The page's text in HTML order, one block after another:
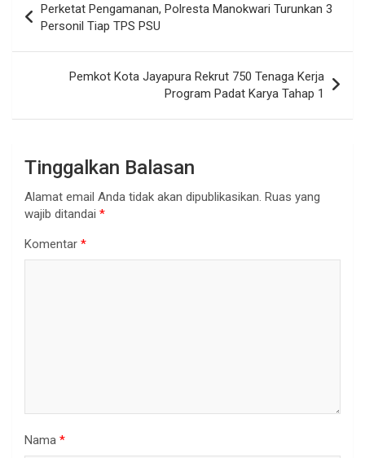
pos
Perketat Pengamanan, Polresta Manokwari Turunkan 3
Personil Tiap TPS PSU
Pemkot Kota Jayapura Rekrut 750 Tenaga Kerja
Program Padat Karya Tahap 1
Tinggalkan Balasan
Alamat email Anda tidak akan dipublikasikan. Ruas yang
wajib ditandai *
Komentar *
Nama *